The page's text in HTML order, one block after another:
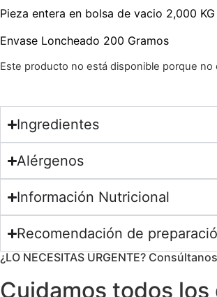
Pieza entera en bolsa de vacio 2,000 KG
Envase Loncheado 200 Gramos
Este producto no está disponible porque no
Ingredientes
Alérgenos
Información Nutricional
Recomendación de
¿LO NECESITAS URGENTE?
Cuidamos todos los